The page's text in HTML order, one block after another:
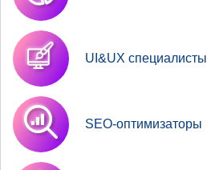
UI&UX специалисты
SEO-оптимизаторы